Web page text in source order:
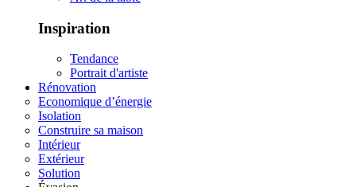
Inspiration
Tendance
Portrait d'artiste
Rénovation
Economique d’énergie
Isolation
Construire sa maison
Intérieur
Extérieur
Solution